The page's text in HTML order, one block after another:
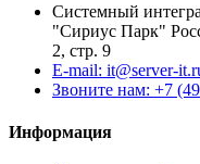
Системный
"Сириус Парк"
2, стр. 9
E-mail: it@server-
Звоните нам: +7
Информация